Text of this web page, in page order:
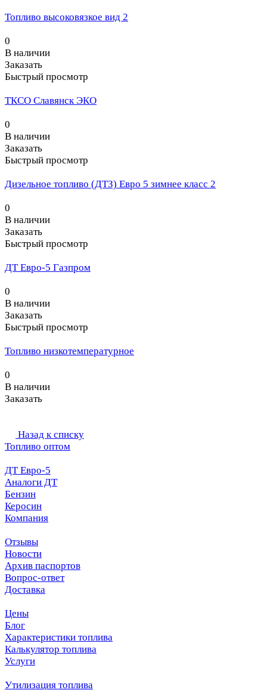
Топливо высоковязкое вид 2
0
В наличии
Заказать
Быстрый просмотр
ТКСО Славянск ЭКО
0
В наличии
Заказать
Быстрый просмотр
Дизельное топливо (ДТЗ) Евро 5 зимнее класс 2
0
В наличии
Заказать
Быстрый просмотр
ДТ Евро-5 Газпром
0
В наличии
Заказать
Быстрый просмотр
Топливо низкотемпературное
0
В наличии
Заказать
Назад к списку
Топливо оптом
ДТ Евро-5
Аналоги ДТ
Бензин
Керосин
Компания
Отзывы
Новости
Архив паспортов
Вопрос-ответ
Доставка
Цены
Блог
Характеристики топлива
Калькулятор топлива
Услуги
Утилизация топлива